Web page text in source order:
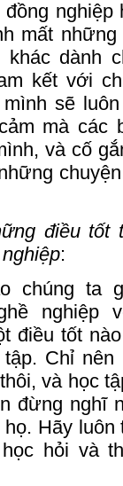
nghiệp
mất những
dành
kết với
sẽ
mà các
và cố
điều tốt
:
chúng ta
nghiệp
điều tốt
Chỉ nên
và học
đừng nghĩ
Hãy luôn
hỏi và